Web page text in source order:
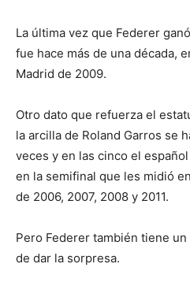
La última vez que Federer
fue hace más de una década,
Madrid de 2009.
Otro dato que refuerza el
la arcilla de Roland Garros se
veces y en las cinco el
en la semifinal que les midió
de 2006, 2007, 2008 y 2011.
Pero Federer también tiene
de dar la sorpresa.